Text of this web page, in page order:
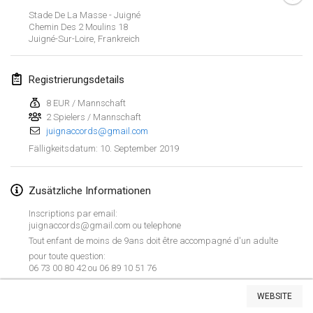
Liste anzeigen
Stade De La Masse - Juigné
Chemin Des 2 Moulins 18
Juigné-Sur-Loire, Frankreich
Registrierungsdetails
8 EUR / Mannschaft
2 Spielers / Mannschaft
juignaccords@gmail.com
Fälligkeitsdatum: 10. September 2019
Zusätzliche Informationen
Inscriptions par email:
juignaccords@gmail.com ou telephone
Tout enfant de moins de 9ans doit être accompagné d'un adulte
pour toute question:
06 73 00 80 42 ou 06 89 10 51 76
WEBSITE
Februar 2019
2. Feb. 2019|Finnland
Lumi Mölkky
9. Feb. 2019|Finnland
9. Feb. 2019|Frankreich
OTH
16. Feb. 2019|Finnland
Indoor des Bouchons